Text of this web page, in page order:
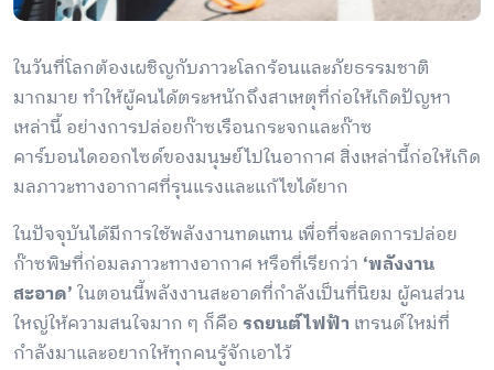
ในวันที่โลกต้องเผชิญกับภาวะโลกร้อนและภัยธรรมชาติ
มากมาย ทำให้ผู้คนได้ตระหนักถึงสาเหตุที่ก่อให้เกิดปัญหา
เหล่านี้ อย่างการปล่อยก๊าซเรือนกระจกและก๊าซ
คาร์บอนไดออกไซด์ของมนุษย์ไปในอากาศ สิ่งเหล่านี้ก่อให้เกิด
มลภาวะทางอากาศที่รุนแรงและแก้ไขได้ยาก
ในปัจจุบันได้มีการใช้พลังงานทดแทน เพื่อที่จะลดการปล่อย
ก๊าซพิษที่ก่อมลภาวะทางอากาศ หรือที่เรียกว่า ‘พลังงาน
สะอาด’ในตอนนี้พลังงานสะอาดที่กำลังเป็นที่นิยม ผู้คนส่วน
ใหญ่ให้ความสนใจมาก ๆ ก็คือ รถยนต์ไฟฟ้า เทรนด์ใหม่ที่
กำลังมาและอยากให้ทุกคนรู้จักเอาไว้